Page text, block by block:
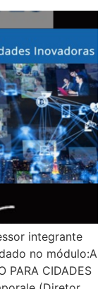
integrante
no módulo:A
PARA CIDADES